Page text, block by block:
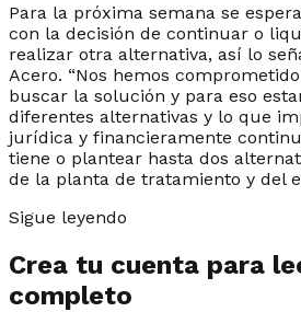
Para la próxima semana se
con la decisión de continuar o
realizar otra alternativa, así lo
Acero. “Nos hemos
buscar la solución y para eso
diferentes alternativas y lo que
jurídica y financieramente
tiene o plantear hasta dos
de la planta de tratamiento y del
Sigue leyendo
Crea tu cuenta para
completo